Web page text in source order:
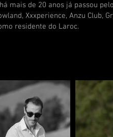
mais de 20 anos já passou
Xxxperience, Anzu Club,
residente do Laroc.